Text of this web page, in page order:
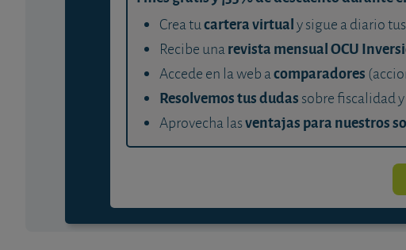
Crea tucartera virtualy sigue a diario
Recibe unarevista mensual OCU
Accede en la web acomparadores
Resolvemos tus dudas sobre fiscalidad
Aprovecha lasventajas para nuestros